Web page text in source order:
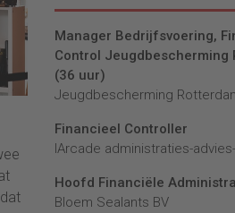
Manager Bedrijfsvoering,
Control Jeugdbescherming
(36 uur)
Jeugdbescherming
Financieel Controller
lArcade administraties-
Hoofd Financiële
Bloem Sealants BV